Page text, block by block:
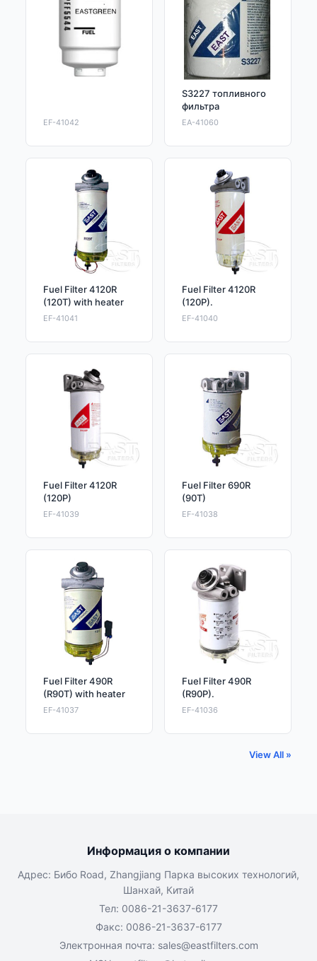
EF-41042
S3227 топливного
фильтра
EA-41060
Fuel Filter 4120R
(120T) with heater
EF-41041
Fuel Filter 4120R
(120P).
EF-41040
Fuel Filter 4120R
(120P)
EF-41039
Fuel Filter 690R
(90T)
EF-41038
Fuel Filter 490R
(R90T) with heater
EF-41037
Fuel Filter 490R
(R90P).
EF-41036
View All »
Информация о компании
Адрес: Бибо Road, Zhangjiang Парка высоких технологий,
Шанхай, Китай
Тел: 0086-21-3637-6177
Факс: 0086-21-3637-6177
Электронная почта: sales@eastfilters.com